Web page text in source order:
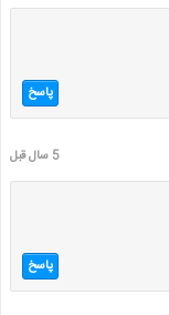
پاسخ
5 سال قبل
پاسخ